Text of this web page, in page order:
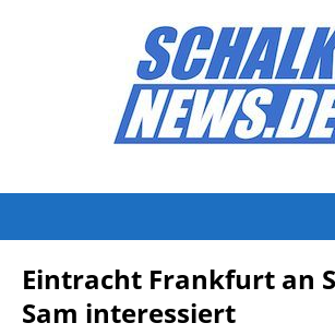
Eintracht Frankfurt an
Sam interessiert